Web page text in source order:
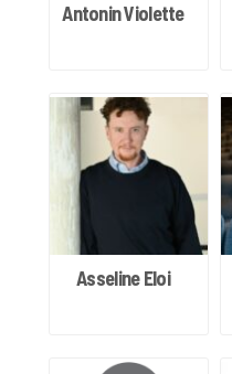
Antonin Violette
Asseline Eloi